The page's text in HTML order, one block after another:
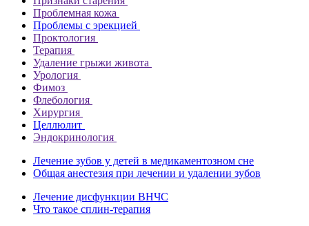
Проблемная кожа
Проблемы с эрекцией
Проктология
Терапия
Удаление грыжи живота
Урология
Фимоз
Флебология
Хирургия
Целлюлит
Эндокринология
Лечение зубов у детей в медикаментозном сне
Общая анестезия при лечении и удалении зубов
Лечение дисфункции ВНЧС
Что такое сплин-терапия